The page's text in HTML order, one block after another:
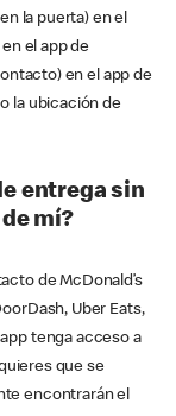
la puerta) en el
el app de
en el app de
la ubicación de
entrega sin
mí?
de McDonald’s
Uber Eats,
tenga acceso a
que se
encontrarán el